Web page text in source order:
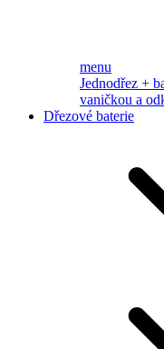
menu
Jednodřez +
vaničkou a
Dřezové baterie